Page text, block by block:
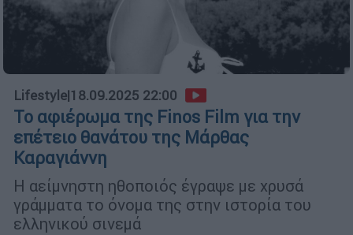
Lifestyle|18.09.2025 22:00
Το αφιέρωμα της Finos Film για την
επέτειο θανάτου της Μάρθας
Καραγιάννη
Η αείμνηστη ηθοποιός έγραψε με χρυσά
γράμματα το όνομα της στην ιστορία του
ελληνικού σινεμά